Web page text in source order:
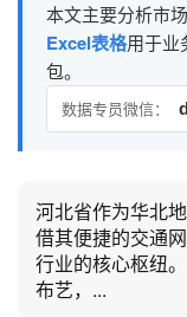
本文主要分析市
Excel表格用于业
包。
数据专员微信：
河北省作为华北
借其便捷的交通
行业的核心枢纽
布艺，...